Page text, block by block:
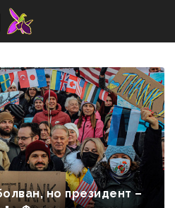
но президент –